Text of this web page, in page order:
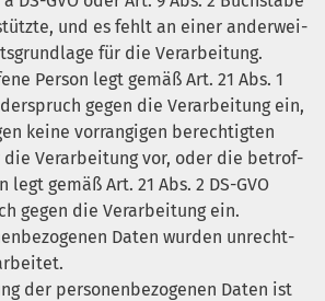
und es fehlt an einer ander­wei­
für die Verarbeitung.
Per­son legt gemäß Art. 21 Abs. 1
gegen die Ver­ar­bei­tung ein,
kei­ne vor­ran­gi­gen berech­tig­ten
die Ver­ar­bei­tung vor, oder die betrof­
legt gemäß Art. 21 Abs. 2 DS-GVO
gegen die Ver­ar­bei­tung ein.
Daten wur­den unrecht­
der per­so­nen­be­zo­ge­nen Daten ist